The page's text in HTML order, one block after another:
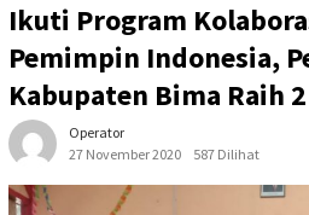
Ikuti Program
Pemimpin Indonesia,
Kabupaten Bima Raih
Operator
27 November 2020
587 Dilihat